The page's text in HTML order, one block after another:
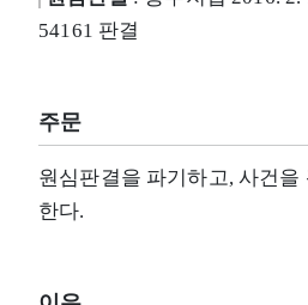
54161 판결
주문
원심판결을 파기하고, 사건
한다.